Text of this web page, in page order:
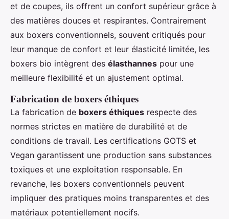
et de coupes, ils offrent un confort supérieur grâce à
des matières douces et respirantes. Contrairement
aux boxers conventionnels, souvent critiqués pour
leur manque de confort et leur élasticité limitée, les
boxers bio intègrent des élasthannes pour une
meilleure flexibilité et un ajustement optimal.
Fabrication de boxers éthiques
La fabrication de boxers éthiques respecte des
normes strictes en matière de durabilité et de
conditions de travail. Les certifications GOTS et
Vegan garantissent une production sans substances
toxiques et une exploitation responsable. En
revanche, les boxers conventionnels peuvent
impliquer des pratiques moins transparentes et des
matériaux potentiellement nocifs.